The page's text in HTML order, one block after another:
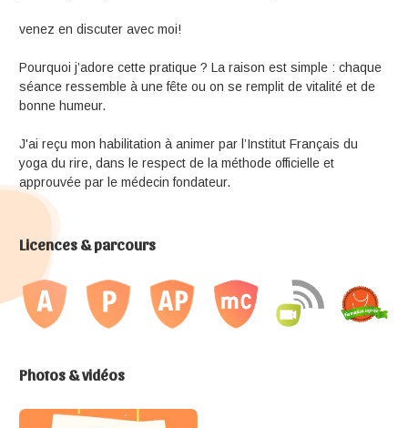
venez en discuter avec moi!
Pourquoi j’adore cette pratique ? La raison est simple : chaque
séance ressemble à une fête ou on se remplit de vitalité et de
bonne humeur.
J'ai reçu mon habilitation à animer par l’Institut Français du
yoga du rire, dans le respect de la méthode officielle et
approuvée par le médecin fondateur.
Licences & parcours
Photos & vidéos